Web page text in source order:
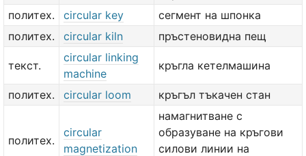
политех.
circular key
сегмент на шпонка
политех.
circular kiln пръстеновидна пещ
текст.
circular linking
machine
кръгла кетелмашина
политех. circular loom кръгъл тъкачен стан
политех.
circular
magnetization
намагнитване с
образуване на кръгови
силови линии на